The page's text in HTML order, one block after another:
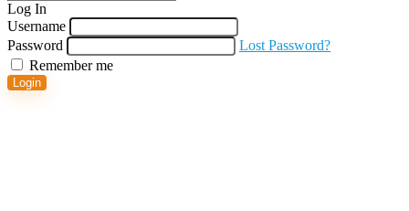
Log In
Username
Password
Lost Password?
Remember me
Login